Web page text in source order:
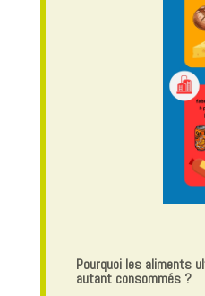
Pourquoi les aliments
autant consommés ?